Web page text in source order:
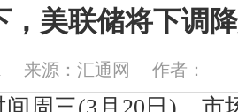
，美联储将下调
来源：汇通网 作者：